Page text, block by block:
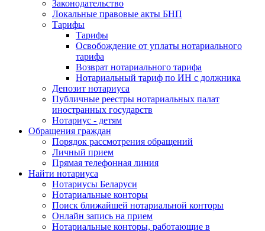
Законодательство
Локальные правовые акты БНП
Тарифы
Тарифы
Освобождение от уплаты нотариального
тарифа
Возврат нотариального тарифа
Нотариальный тариф по ИН с должника
Депозит нотариуса
Публичные реестры нотариальных палат
иностранных государств
Нотариус - детям
Обращения граждан
Порядок рассмотрения обращений
Личный прием
Прямая телефонная линия
Найти нотариуса
Нотариусы Беларуси
Нотариальные конторы
Поиск ближайшей нотариальной конторы
Онлайн запись на прием
Нотариальные конторы, работающие в